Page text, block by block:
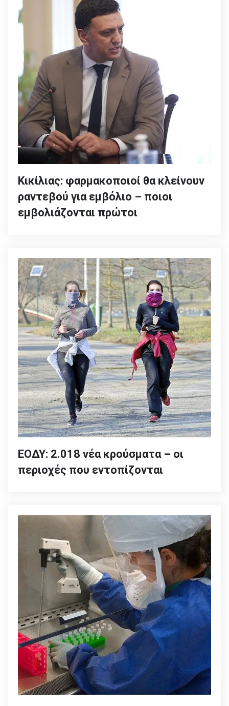
Κικίλιας: φαρμακοποιοί θα κλείνουν
ραντεβού για εμβόλιο – ποιοι
εμβολιάζονται πρώτοι
ΕΟΔΥ: 2.018 νέα κρούσματα – οι
περιοχές που εντοπίζονται